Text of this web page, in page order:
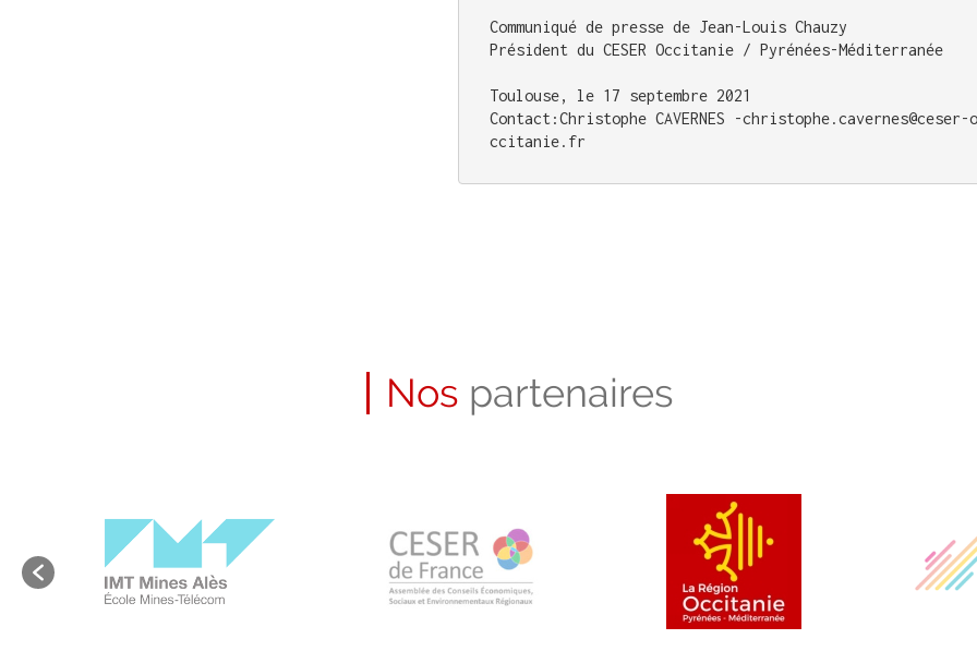
Communiqué de presse de Jean-Louis Chauzy
Président du CESER Occitanie / Pyrénées-Méditerranée
Toulouse, le 17 septembre 2021
Contact:Christophe CAVERNES -christophe.cavernes@ceser-o
ccitanie.fr
Nos partenaires